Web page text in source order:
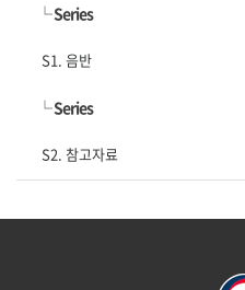
└Series
S1. 음반
└Series
S2. 참고자료